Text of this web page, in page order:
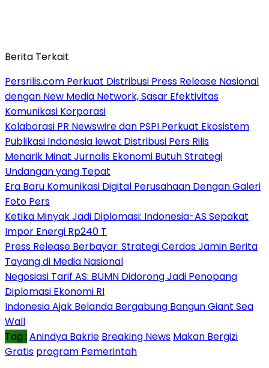
Berita Terkait
Persrilis.com Perkuat Distribusi Press Release Nasional
dengan New Media Network, Sasar Efektivitas
Komunikasi Korporasi
Kolaborasi PR Newswire dan PSPI Perkuat Ekosistem
Publikasi Indonesia lewat Distribusi Pers Rilis
Menarik Minat Jurnalis Ekonomi Butuh Strategi
Undangan yang Tepat
Era Baru Komunikasi Digital Perusahaan Dengan Galeri
Foto Pers
Ketika Minyak Jadi Diplomasi: Indonesia-AS Sepakat
Impor Energi Rp240 T
Press Release Berbayar: Strategi Cerdas Jamin Berita
Tayang di Media Nasional
Negosiasi Tarif AS: BUMN Didorong Jadi Penopang
Diplomasi Ekonomi RI
Indonesia Ajak Belanda Bergabung Bangun Giant Sea
Wall
Tag : Anindya Bakrie Breaking News Makan Bergizi
Gratis program Pemerintah